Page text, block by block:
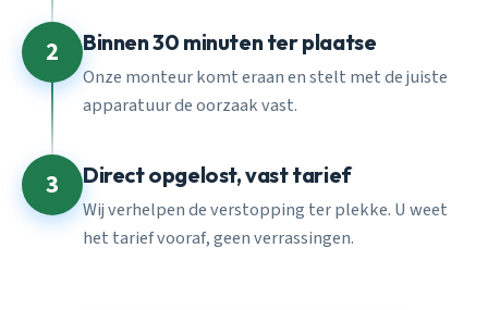
2 Binnen 30 minuten ter plaatse
Onze monteur komt eraan en stelt met de juiste
apparatuur de oorzaak vast.
3 Direct opgelost, vast tarief
Wij verhelpen de verstopping ter plekke. U weet
het tarief vooraf, geen verrassingen.